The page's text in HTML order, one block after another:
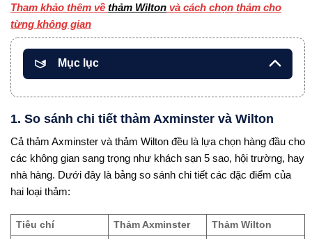
Tham khảo thêm về thảm Wilton và cách chọn thảm cho
từng không gian
Mục lục
1. So sánh chi tiết thảm Axminster và Wilton
Cả thảm Axminster và thảm Wilton đều là lựa chọn hàng đầu cho
các không gian sang trọng như khách sạn 5 sao, hội trường, hay
nhà hàng. Dưới đây là bảng so sánh chi tiết các đặc điểm của
hai loại thảm:
Tiêu chí Thảm Axminster Thảm Wilton